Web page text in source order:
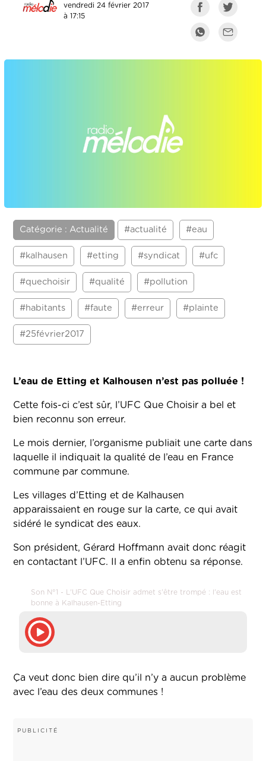
vendredi 24 février 2017
à 17:15
Catégorie : Actualité #actualité #eau
#kalhausen #etting #syndicat #ufc
#quechoisir #qualité #pollution
#habitants #faute #erreur #plainte
#25février2017
L’eau de Etting et Kalhousen n’est pas polluée !
Cette fois-ci c’est sûr, l’UFC Que Choisir a bel et
bien reconnu son erreur.
Le mois dernier, l’organisme publiait une carte dans
laquelle il indiquait la qualité de l’eau en France
commune par commune.
Les villages d’Etting et de Kalhausen
apparaissaient en rouge sur la carte, ce qui avait
sidéré le syndicat des eaux.
Son président, Gérard Hoffmann avait donc réagit
en contactant l’UFC. Il a enfin obtenu sa réponse.
Son N°1 - L'UFC Que Choisir admet s'être trompé : l'eau est
bonne à Kalhausen-Etting
Ça veut donc bien dire qu’il n’y a aucun problème
avec l’eau des deux communes !